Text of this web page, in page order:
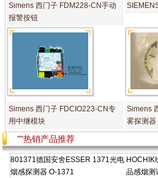
Simens 西门子 FDM228-CN手动
报警按钮
Simens 西门子 FDCIO223-CN专
用中继模块
Simens
雾探测器
""热销产品推荐
801371德国安舍ESSER 1371光电
烟感探测器 O-1371
品感烟测